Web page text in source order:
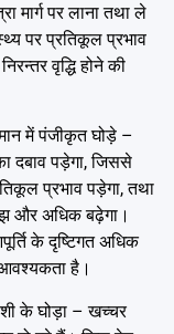
मार्ग पर लाना तथा ले
पर प्रतिकूल प्रभाव
वृद्धि होने की
में पंजीकृत घोड़े –
दबाव पड़ेगा, जिससे
प्रभाव पड़ेगा, तथा
और अधिक बढ़ेगा।
के दृष्टिगत अधिक
है।
के घोड़ा – खच्चर